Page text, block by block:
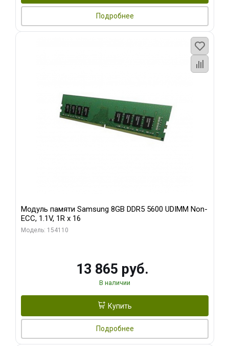
Подробнее
Модуль памяти Samsung 8GB DDR5 5600 UDIMM Non-
ECC, 1.1V, 1R x 16
Модель: 154110
13 865 руб.
В наличии
Купить
Подробнее